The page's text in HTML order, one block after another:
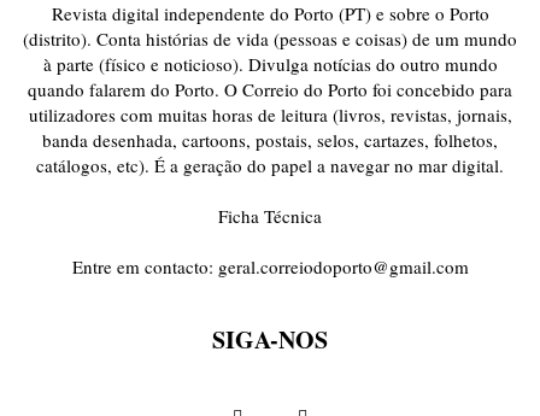
Revista digital independente do Porto (PT) e sobre o Porto
(distrito). Conta histórias de vida (pessoas e coisas) de um mundo
à parte (físico e noticioso). Divulga notícias do outro mundo
quando falarem do Porto. O Correio do Porto foi concebido para
utilizadores com muitas horas de leitura (livros, revistas, jornais,
banda desenhada, cartoons, postais, selos, cartazes, folhetos,
catálogos, etc). É a geração do papel a navegar no mar digital.
Ficha Técnica
Entre em contacto: geral.correiodoporto@gmail.com
SIGA-NOS